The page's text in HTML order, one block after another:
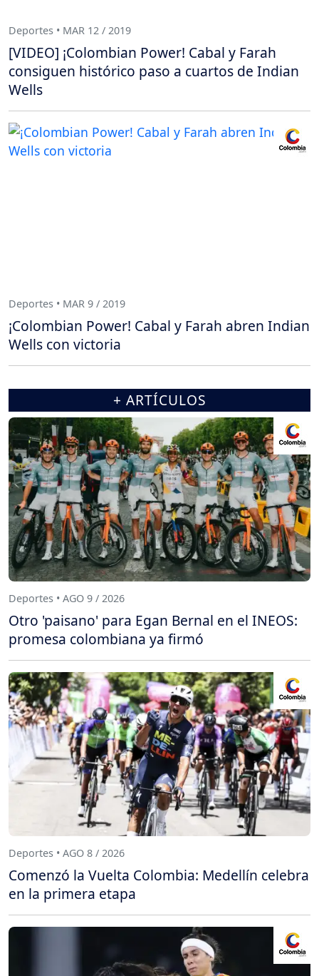
Deportes • MAR 12 / 2019
[VIDEO] ¡Colombian Power! Cabal y Farah
consiguen histórico paso a cuartos de Indian
Wells
Deportes • MAR 9 / 2019
¡Colombian Power! Cabal y Farah abren Indian
Wells con victoria
+ ARTÍCULOS
Deportes • AGO 9 / 2026
Otro 'paisano' para Egan Bernal en el INEOS:
promesa colombiana ya firmó
Deportes • AGO 8 / 2026
Comenzó la Vuelta Colombia: Medellín celebra
en la primera etapa